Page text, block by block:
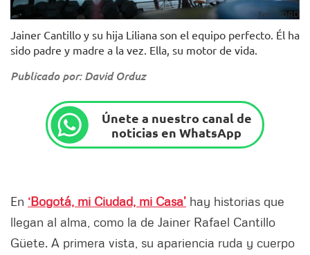
Foto: IDRD
Jainer Cantillo y su hija Liliana son el equipo perfecto. Él ha
sido padre y madre a la vez. Ella, su motor de vida.
Publicado por: David Orduz
Únete a nuestro canal de
noticias en WhatsApp
En ‘Bogotá, mi Ciudad, mi Casa’ hay historias que
llegan al alma, como la de Jainer Rafael Cantillo
Güete. A primera vista, su apariencia ruda y cuerpo